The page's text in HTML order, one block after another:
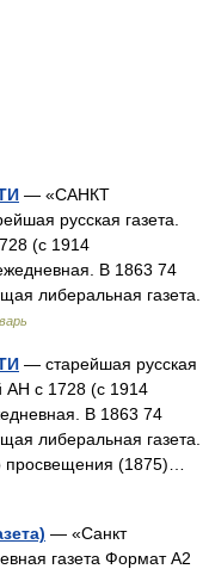
— «САНКТ
русская газета.
(с 1914
В 1863 74
либеральная газета.
— старейшая русская
АН с 1728 (с 1914
В 1863 74
либеральная газета.
просвещения (1875)…
— «Санкт
газета Формат A2